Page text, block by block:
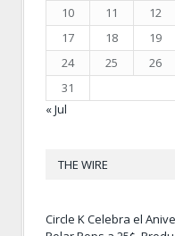
10
11 12
17
18 19
24
25 26
31
« Jul
THE WIRE
Circle K Celebra el